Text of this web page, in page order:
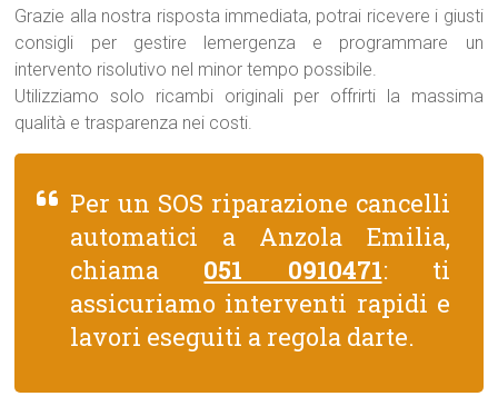
Grazie alla nostra risposta immediata, potrai ricevere i giusti
consigli per gestire lemergenza e programmare un
intervento risolutivo nel minor tempo possibile.
Utilizziamo solo ricambi originali per offrirti la massima
qualità e trasparenza nei costi.
Per un SOS riparazione cancelli
automatici a Anzola Emilia,
chiama 051 0910471: ti
assicuriamo interventi rapidi e
lavori eseguiti a regola darte.